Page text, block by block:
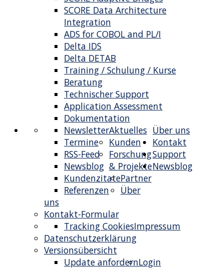
SCORE Data Architecture
Integration
ADS for COBOL and PL/I
Delta IDS
Delta DETAB
Training / Schulung / Kurse
Beratung
Technischer Support
Application Assessment
Dokumentation
Über uns
Aktuelles
Newsletter
Termine
RSS-Feed
Newsblog
Kunden
Kundenzitate
Referenzen
Forschung
& Projekte
Partner
Über
uns
Kontakt
Kontakt-Formular
Impressum
Tracking Cookies
Datenschutzerklärung
Support
Versionsübersicht
Update anfordernLogin
Newsblog